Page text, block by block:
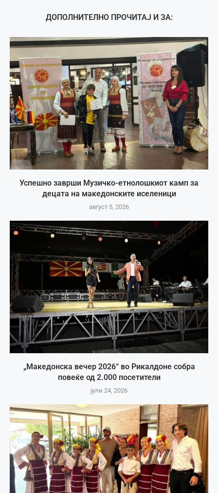
ДОПОЛНИТЕЛНО ПРОЧИТАЈ И ЗА:
Успешно заврши Музичко-етнолошкиот камп за
децата на македонските иселеници
август 5, 2026
„Македонска вечер 2026“ во Рикалдоне собра
повеќе од 2.000 посетители
јули 24, 2026